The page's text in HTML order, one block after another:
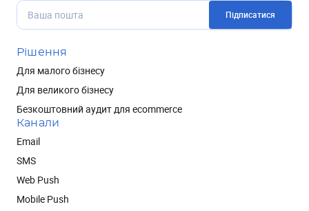
Підписатися
Рішення
Для малого бізнесу
Для великого бізнесу
Безкоштовний аудит для ecommerce
Канали
Email
SMS
Web Push
Mobile Push